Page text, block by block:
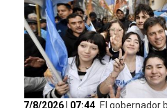
7/8/2026 | 07:44 El gobernador